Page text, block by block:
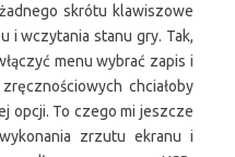
skrótu klawiszowe
i wczytania stanu gry. Tak,
menu wybrać zapis i
chciałoby
opcji. To czego mi jeszcze
zrzutu ekranu i